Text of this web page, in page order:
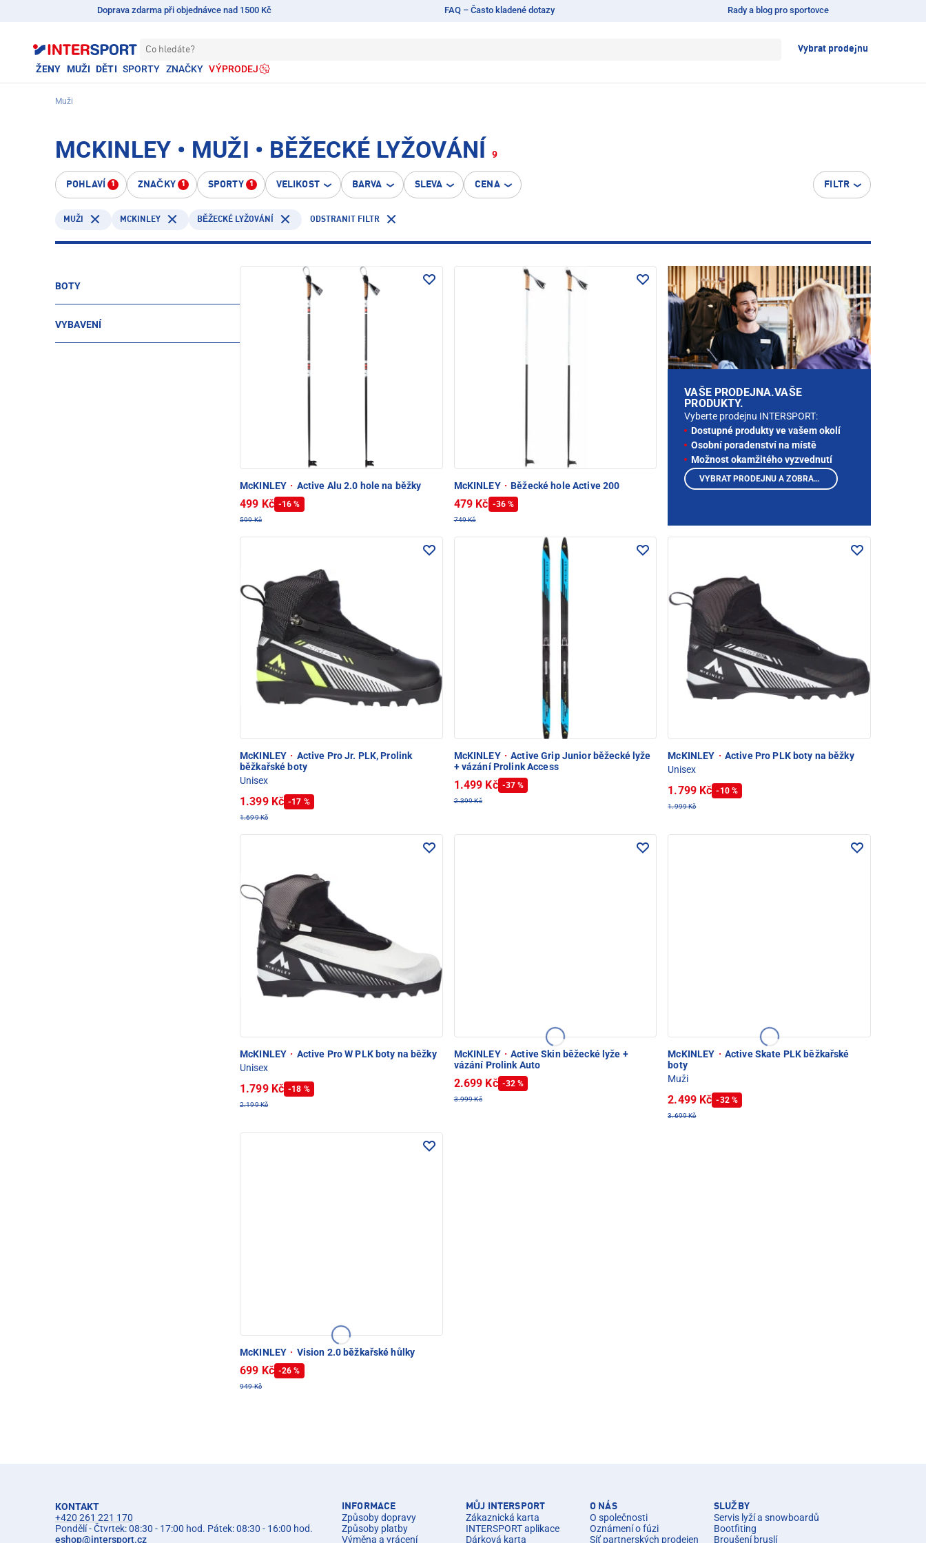
Doprava zdarma při objednávce nad 1500 Kč FAQ – Často kladené dotazy Rady a blog pro sportovce
Co hledáte? Vybrat prodejnu
ŽENY MUŽI DĚTI SPORTY ZNAČKY VÝPRODEJ
Muži
MCKINLEY • MUŽI • BĚŽECKÉ LYŽOVÁNÍ 9
POHLAVÍ 1 ZNAČKY 1 SPORTY 1 VELIKOST BARVA SLEVA CENA FILTR
MUŽI MCKINLEY BĚŽECKÉ LYŽOVÁNÍ ODSTRANIT FILTR
BOTY
VYBAVENÍ
McKINLEY · Active Alu 2.0 hole na běžky
499 Kč -16 %
599 Kč
McKINLEY · Běžecké hole Active 200
479 Kč -36 %
749 Kč
McKINLEY · Active Pro Jr. PLK, Prolink
běžkařské boty
Unisex
1.399 Kč -17 %
1.699 Kč
McKINLEY · Active Grip Junior běžecké lyže
+ vázání Prolink Access
1.499 Kč -37 %
2.399 Kč
McKINLEY · Active Pro PLK boty na běžky
Unisex
1.799 Kč -10 %
1.999 Kč
McKINLEY · Active Pro W PLK boty na běžky
Unisex
1.799 Kč -18 %
2.199 Kč
McKINLEY · Active Skin běžecké lyže +
vázání Prolink Auto
2.699 Kč -32 %
3.999 Kč
McKINLEY · Active Skate PLK běžkařské
boty
Muži
2.499 Kč -32 %
3.699 Kč
McKINLEY · Vision 2.0 běžkařské hůlky
699 Kč -26 %
949 Kč
VAŠE PRODEJNA.VAŠE
PRODUKTY.
Vyberte prodejnu INTERSPORT:
Dostupné produkty ve vašem okolí
Osobní poradenství na místě
Možnost okamžitého vyzvednutí
VYBRAT PRODEJNU A ZOBRAZIT PRODUKTY
KONTAKT
+420 261 221 170
Pondělí - Čtvrtek: 08:30 - 17:00 hod. Pátek: 08:30 - 16:00 hod.
eshop@intersport.cz
INFORMACE
Způsoby dopravy
Způsoby platby
Výměna a vrácení
MŮJ INTERSPORT
Zákaznická karta
INTERSPORT aplikace
Dárková karta
O NÁS
O společnosti
Oznámení o fúzi
Síť partnerských prodejen
SLUŽBY
Servis lyží a snowboardů
Bootfiting
Broušení bruslí